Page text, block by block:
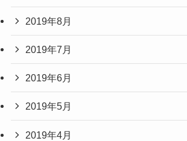
2019年8月
2019年7月
2019年6月
2019年5月
2019年4月